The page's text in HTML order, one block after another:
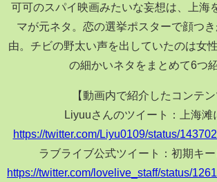
可可のスパイ映画みたいな妄想は、上海
マが元ネタ。恋の選挙ポスターで顔つ
由。チビの野太い声を出していたのは女
の細かいネタをまとめて6つ紹
【動画内で紹介したコンテン
Liyuuさんのツイート：上海滩
https://twitter.com/Liyu0109/status/
ラブライブ公式ツイート：初期キ
https://twitter.com/lovelive_staff/status/